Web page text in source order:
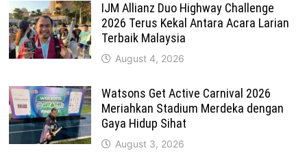
IJM Allianz Duo Highway Challenge
2026 Terus Kekal Antara Acara Larian
Terbaik Malaysia
August 4, 2026
Watsons Get Active Carnival 2026
Meriahkan Stadium Merdeka dengan
Gaya Hidup Sihat
August 3, 2026